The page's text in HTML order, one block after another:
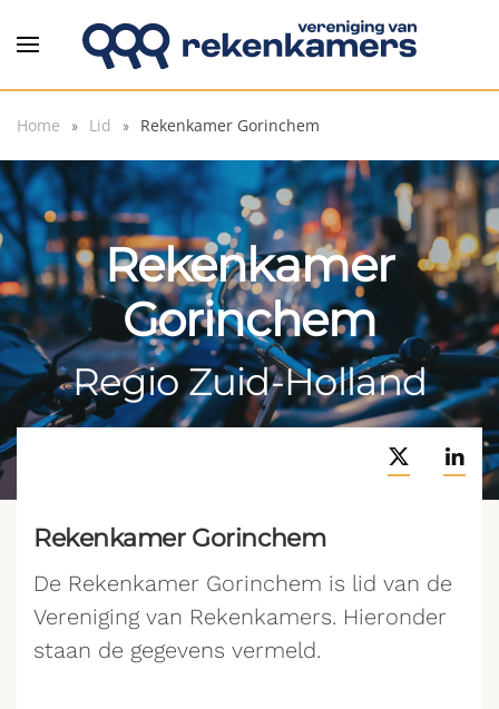
Overslaan en naar de inhoud gaan
Home Lid Rekenkamer Gorinchem
Rekenkamer
Gorinchem
Regio Zuid-Holland
Rekenkamer Gorinchem
De Rekenkamer Gorinchem is lid van de
Vereniging van Rekenkamers. Hieronder
staan de gegevens vermeld.